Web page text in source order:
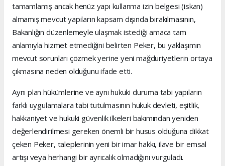
tamamlamış ancak henüz yapı kullanma izin belgesi (iskan)
almamış mevcut yapıların kapsam dışında bırakılmasının,
Bakanlığın düzenlemeyle ulaşmak istediği amaca tam
anlamıyla hizmet etmediğini belirten Peker, bu yaklaşımın
mevcut sorunları çözmek yerine yeni mağduriyetlerin ortaya
çıkmasına neden olduğunu ifade etti.
Aynı plan hükümlerine ve aynı hukuki duruma tabi yapıların
farklı uygulamalara tabi tutulmasının hukuk devleti, eşitlik,
hakkaniyet ve hukuki güvenlik ilkeleri bakımından yeniden
değerlendirilmesi gereken önemli bir husus olduğuna dikkat
çeken Peker, taleplerinin yeni bir imar hakkı, ilave bir emsal
artışı veya herhangi bir ayrıcalık olmadığını vurguladı.